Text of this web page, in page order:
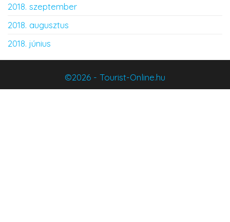
2018. szeptember
2018. augusztus
2018. június
©2026 - Tourist-Online.hu